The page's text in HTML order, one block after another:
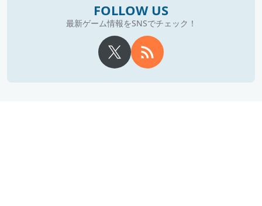
FOLLOW US
最新ゲーム情報をSNSでチェック！